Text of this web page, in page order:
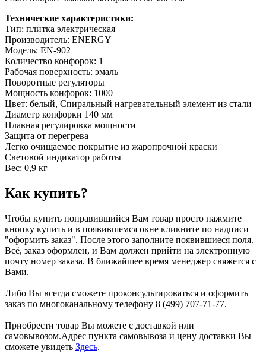
Технические характеристики:
Тип: плитка электрическая
Производитель: ENERGY
Модель: EN-902
Количество конфорок: 1
Рабочая поверхность: эмаль
Поворотные регуляторы
Мощность конфорок: 1000
Цвет: белый, Спиральный нагревательный элемент из стали
Диаметр конфорки 140 мм
Плавная регулировка мощности
Защита от перегрева
Легко очищаемое покрытие из жаропрочной краски
Световой индикатор работы
Вес: 0,9 кг
Как купить?
Чтобы купить понравившийся Вам товар просто нажмите
кнопку купить и в появившемся окне кликните по надписи
"оформить заказ". После этого заполните появившиеся поля.
Всё, заказ оформлен, и Вам должен прийти на электронную
почту номер заказа. В ближайшее время менеджер свяжется с
Вами.
Либо Вы всегда сможете проконсультироваться и оформить
заказ по многоканальному телефону 8 (499) 707-71-77.
Приобрести товар Вы можете с доставкой или
самовывозом.Адрес пункта самовывоза и цену доставки Вы
сможете увидеть Здесь.